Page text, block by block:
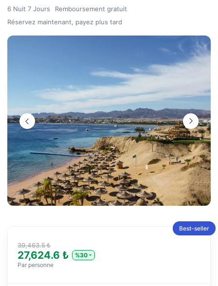
6 Nuit 7 Jours
Remboursement gratuit
Réservez maintenant, payez plus tard
Best-seller
39,463.5 ₺
27,624.6 ₺
%30
Par personne